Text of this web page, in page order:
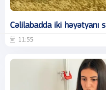
Cəlilabadda iki həyətyanı
11:55